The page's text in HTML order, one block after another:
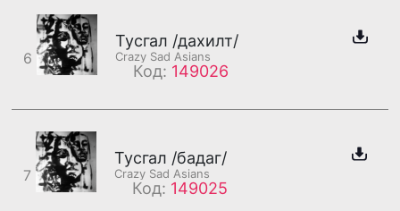
6
Тусгал /дахилт/
Crazy Sad Asians
Код: 149026
7
Тусгал /бадаг/
Crazy Sad Asians
Код: 149025